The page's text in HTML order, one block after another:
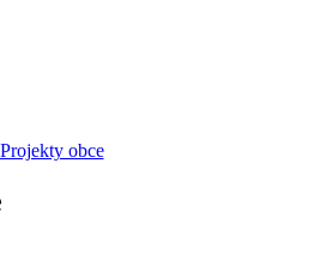
Projekty obce